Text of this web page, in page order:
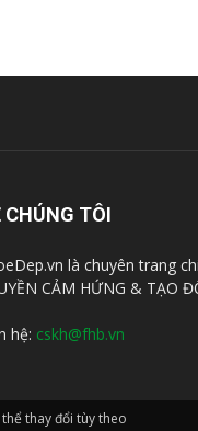
CHÚNG TÔI
là chuyên trang
CẢM HỨNG & TẠO
hệ: cskh@fhb.vn
thay đổi tùy theo